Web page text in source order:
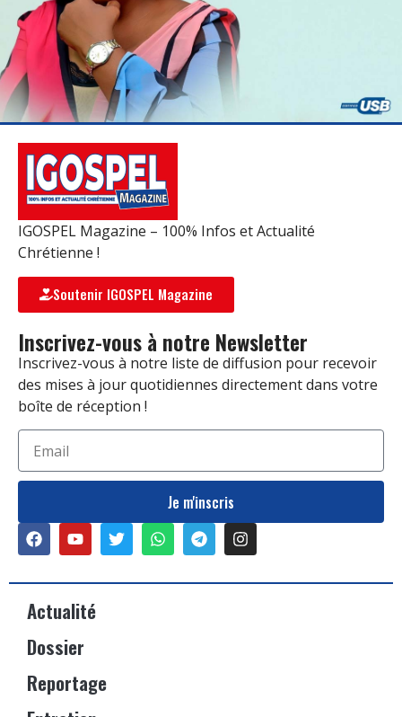
IGOSPEL Magazine – 100% Infos et Actualité
Chrétienne !
Soutenir IGOSPEL Magazine
Inscrivez-vous à notre Newsletter
Inscrivez-vous à notre liste de diffusion pour recevoir
des mises à jour quotidiennes directement dans votre
boîte de réception !
Je m'inscris
Actualité
Dossier
Reportage